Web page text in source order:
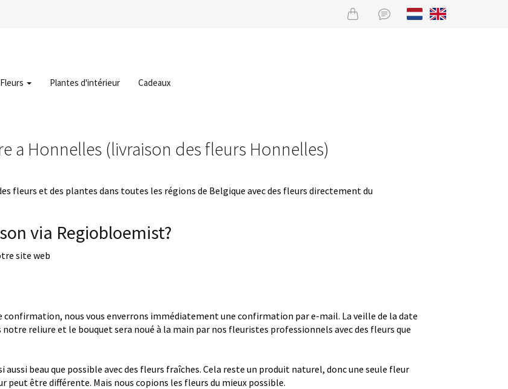
Fleurs Plantes d'intérieur Cadeaux
a Honnelles (livraison des fleurs Honnelles)
fleurs et des plantes dans toutes les régions de Belgique avec des fleurs directement du
via Regiobloemist?
site web
nous vous enverrons immédiatement une confirmation par e-mail. La veille de la date
reliure et le bouquet sera noué à la main par nos fleuristes professionnels avec des fleurs que
beau que possible avec des fleurs fraîches. Cela reste un produit naturel, donc une seule fleur
être différente. Mais nous copions les fleurs du mieux possible.